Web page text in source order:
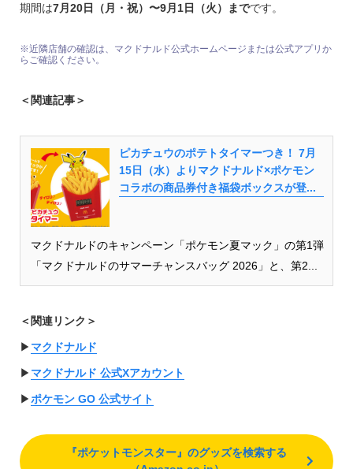
期間は7月20日（月・祝）〜9月1日（火）までです。
※近隣店舗の確認は、マクドナルド公式ホームページまたは公式アプリか
らご確認ください。
＜関連記事＞
ピカチュウのポテトタイマーつき！ 7月
15日（水）よりマクドナルド×ポケモン
コラボの商品券付き福袋ボックスが登...
マクドナルドのキャンペーン「ポケモン夏マック」の第1弾
「マクドナルドのサマーチャンスバッグ 2026」と、第2...
＜関連リンク＞
▶︎ マクドナルド
▶︎ マクドナルド 公式Xアカウント
▶︎ ポケモン GO 公式サイト
『ポケットモンスター』のグッズを検索する